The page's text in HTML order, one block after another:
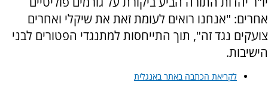
אחרים: "אנחנו רואים לעומת זאת את שיקלי ואחרים
צועקים נגד זה", תוך התייחסות למתנגדי הפטורים לבני
הישיבות.
לקריאת הכתבה באתר באנגלית